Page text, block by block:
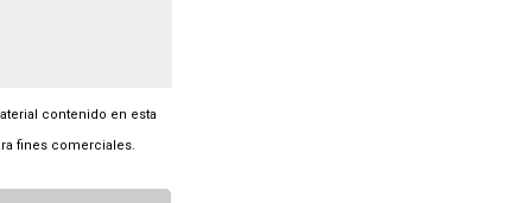
contenido en esta
fines comerciales.